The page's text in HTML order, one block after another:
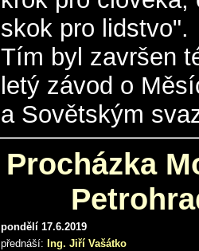
skok pro lidstvo".
Tím byl završen
letý závod o
a Sovětským
Procházka
pondělí 17.6.2019
přednáší: Ing. Jiří Vašátko